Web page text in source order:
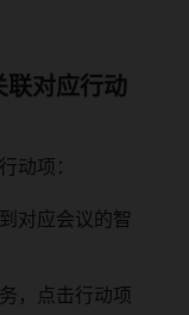
联对应行动
动项：
对应会议的智
，点击行动项